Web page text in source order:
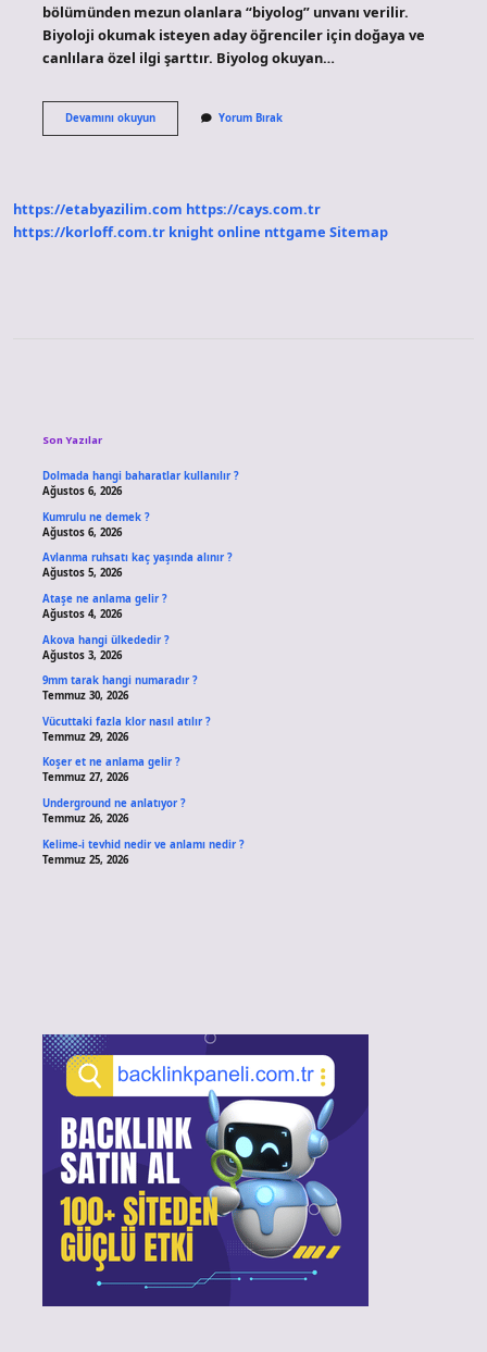
bölümünden mezun olanlara “biyolog” unvanı verilir.
Biyoloji okumak isteyen aday öğrenciler için doğaya ve
canlılara özel ilgi şarttır. Biyolog okuyan…
Devamını okuyunBiyolog
Unvanı
Yorum Bırak
https://etabyazilim.com https://cays.com.tr
https://korloff.com.tr knight online nttgame Sitemap
Son Yazılar
Dolmada hangi baharatlar kullanılır ?
Ağustos 6, 2026
Kumrulu ne demek ?
Ağustos 6, 2026
Avlanma ruhsatı kaç yaşında alınır ?
Ağustos 5, 2026
Ataşe ne anlama gelir ?
Ağustos 4, 2026
Akova hangi ülkededir ?
Ağustos 3, 2026
9mm tarak hangi numaradır ?
Temmuz 30, 2026
Vücuttaki fazla klor nasıl atılır ?
Temmuz 29, 2026
Koşer et ne anlama gelir ?
Temmuz 27, 2026
Underground ne anlatıyor ?
Temmuz 26, 2026
Kelime-i tevhid nedir ve anlamı nedir ?
Temmuz 25, 2026